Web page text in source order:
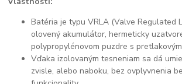
Batéria je typu VRLA (Valve Regulated
olovený akumulátor, hermeticky
polypropylénovom puzdre s
Vďaka izolovaným tesneniam sa dá
zvisle, alebo naboku, bez ovplyvnenia